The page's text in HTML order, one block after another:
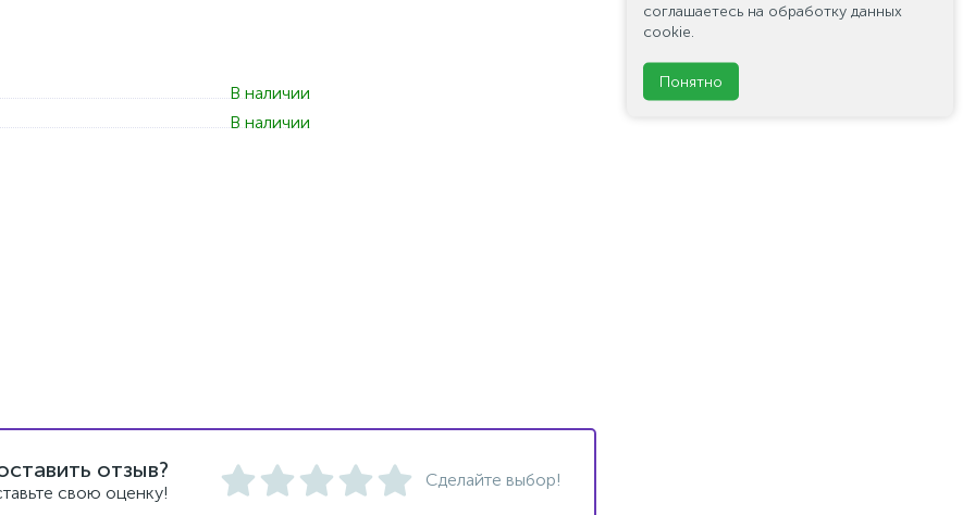
В наличии
В наличии
отзыв?
свою оценку!
Сделайте выбор!
соглашаетесь на обработку данных
cookie.
Понятно